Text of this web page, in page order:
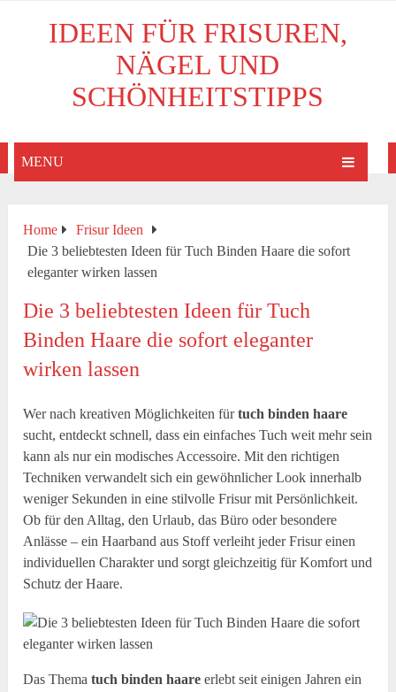
IDEEN FÜR FRISUREN,
NÄGEL UND
SCHÖNHEITSTIPPS
MENU
Home
Frisur Ideen
Die 3 beliebtesten Ideen für Tuch Binden Haare die sofort
eleganter wirken lassen
Die 3 beliebtesten Ideen für Tuch
Binden Haare die sofort eleganter
wirken lassen
Wer nach kreativen Möglichkeiten fürtuch binden haare
sucht, entdeckt schnell, dass ein einfaches Tuch weit mehr sein
kann als nur ein modisches Accessoire. Mit den richtigen
Techniken verwandelt sich ein gewöhnlicher Look innerhalb
weniger Sekunden in eine stilvolle Frisur mit Persönlichkeit.
Ob für den Alltag, den Urlaub, das Büro oder besondere
Anlässe – ein Haarband aus Stoff verleiht jeder Frisur einen
individuellen Charakter und sorgt gleichzeitig für Komfort und
Schutz der Haare.
Das Thematuch binden haare erlebt seit einigen Jahren ein